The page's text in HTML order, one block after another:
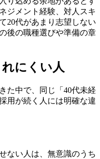
ジメント経験、対人スキ
20代があまり志望しない
後の職種選びや準備の章
にくい人
た中で、同じ「40代未経
用が続く人には明確な違
ない人は、無意識のうち